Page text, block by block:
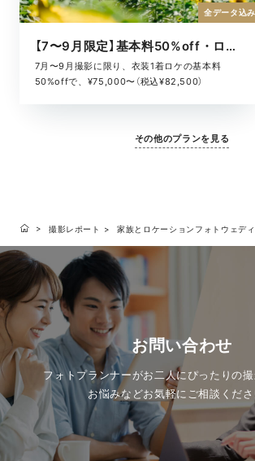
【7〜9月限定】基本料50%off・ロケキャンペーン
7月〜9月撮影に限り、衣装1着ロケの基本料
50%offで、¥75,000〜（税込¥82,500）
全データ込み
その他のプランを見る
撮影レポート 家族とロケーションフォトウェデ
お問い合わせ
フォトプランナーがお二人にぴったりの
お悩みなどお気軽にご相談くだ